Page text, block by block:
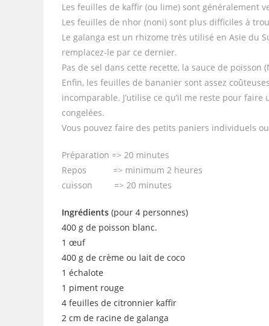
Les feuilles de kaffir (ou lime) sont généralement
Les feuilles de nhor (noni) sont plus difficiles à
Le galanga est un rhizome très utilisé en Asie du
remplacez-le par ce dernier.
Pas de sel dans cette recette, la sauce de poisson
Enfin, les feuilles de bananier sont assez
incomparable. J’utilise ce qu’il me reste pour
congelées.
Vous pouvez faire des petits paniers individuels
Préparation => 20 minutes
Repos => minimum 2 heures
cuisson => 20 minutes
Ingrédients (pour 4 personnes)
400 g de poisson blanc.
1 œuf
400 g de crème ou lait de coco
1 échalote
1 piment rouge
4 feuilles de citronnier kaffir
2 cm de racine de galanga